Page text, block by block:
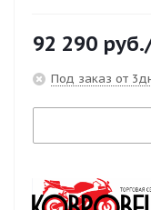
92 290 руб.
Под заказ от